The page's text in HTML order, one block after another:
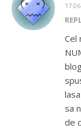
Cel
sa
de